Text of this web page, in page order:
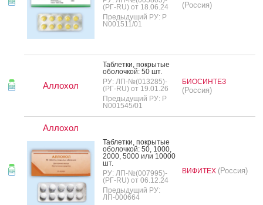
(РГ-RU) от 18.06.24
Предыдущий РУ: Р
N001511/01
(Россия)
Аллохол
Таб­летки, пок­ры­тые
обо­лоч­кой: 50 шт.
РУ: ЛП-№(013285)-
(РГ-RU) от 19.01.26
Предыдущий РУ: Р
N001545/01
БИОСИНТЕЗ
(Россия)
Аллохол
Таб­летки, пок­ры­тые
обо­лоч­кой: 50, 1000,
2000, 5000 или 10000
шт.
РУ: ЛП-№(007995)-
(РГ-RU) от 06.12.24
Предыдущий РУ:
ЛП-000664
ВИФИТЕХ (Россия)